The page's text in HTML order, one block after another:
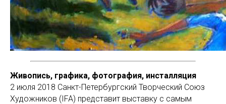
Живопись, графика, фотография, инсталляция
2 июля 2018 Санкт-Петербургский Творческий Союз
Художников (IFA) представит выставку с самым